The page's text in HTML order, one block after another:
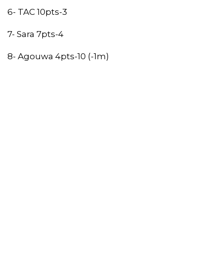
6- TAC 10pts-3
7- Sara 7pts-4
8- Agouwa 4pts-10 (-1m)